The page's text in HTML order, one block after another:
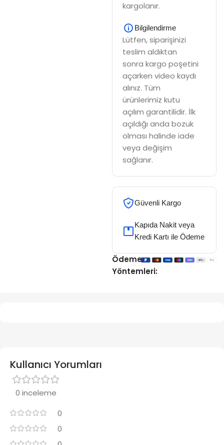
kargolanır.
Bilgilendirme
Lütfen, siparişinizi
teslim aldıktan
sonra kargo poşetini
açarken video kaydı
alınız. Tüm
ürünlerimiz kutu
açılım garantilidir. İlk
açıldığı anda bozuk
olması halinde iade
veya değişim
sağlanır.
Güvenli Kargo
Kapıda Nakit veya
Kredi Kartı ile Ödeme
Ödeme
Yöntemleri:
Kullanıcı Yorumları
0 inceleme
0
0